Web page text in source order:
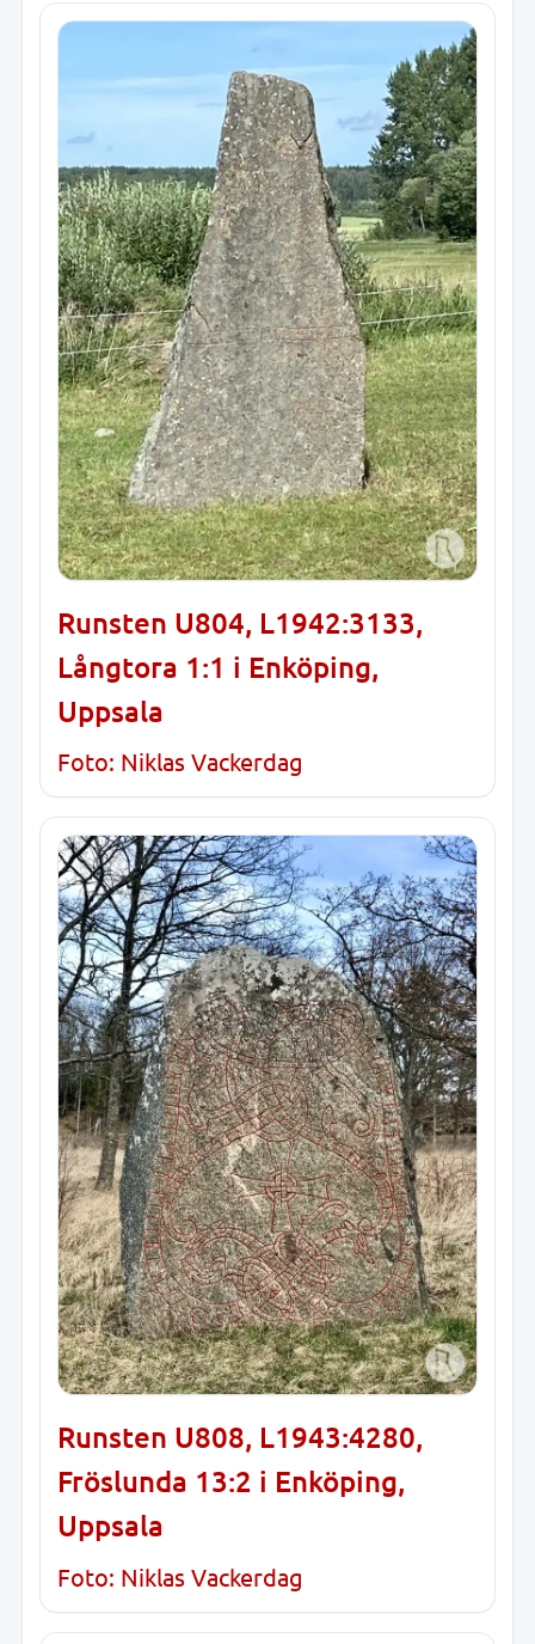
Runsten U804, L1942:3133,
Långtora 1:1 i Enköping,
Uppsala
Foto: Niklas Vackerdag
Runsten U808, L1943:4280,
Fröslunda 13:2 i Enköping,
Uppsala
Foto: Niklas Vackerdag